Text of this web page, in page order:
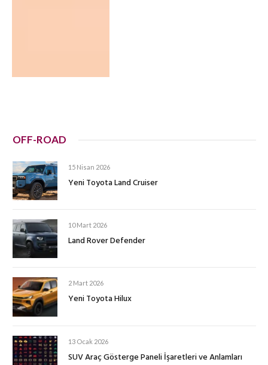
OFF-ROAD
15 Nisan 2026
Yeni Toyota Land Cruiser
10 Mart 2026
Land Rover Defender
2 Mart 2026
Yeni Toyota Hilux
13 Ocak 2026
SUV Araç Gösterge Paneli İşaretleri ve Anlamları